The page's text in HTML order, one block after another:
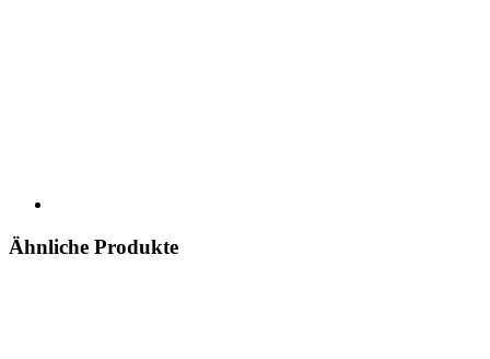
Ähnliche Produkte